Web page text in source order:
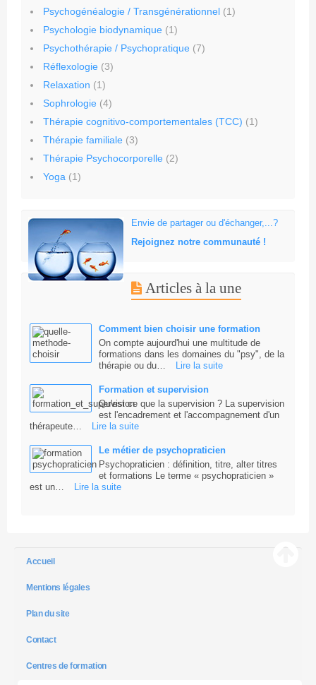
Psychogénéalogie / Transgénérationnel (1)
Psychologie biodynamique (1)
Psychothérapie / Psychopratique (7)
Réflexologie (3)
Relaxation (1)
Sophrologie (4)
Thérapie cognitivo-comportementales (TCC) (1)
Thérapie familiale (3)
Thérapie Psychocorporelle (2)
Yoga (1)
Envie de partager ou d'échanger,...?
Rejoignez notre communauté !
Articles à la une
Comment bien choisir une formation
On compte aujourd'hui une multitude de
formations dans les domaines du "psy", de la
thérapie ou du…
Lire la suite
Formation et supervision
Qu'est ce que la supervision ? La supervision
est l'encadrement et l'accompagnement d'un
thérapeute…
Lire la suite
Le métier de psychopraticien
Psychopraticien : définition, titre, alter titres
et formations Le terme « psychopraticien »
est un…
Lire la suite
Accueil
Mentions légales
Plan du site
Contact
Centres de formation